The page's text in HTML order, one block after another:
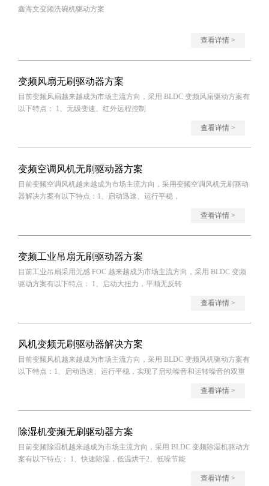
鑫海文变频洗碗机驱动方案
查看详情 >
变频风扇无刷驱动器方案
目前变频风扇越来越成为市场主流方向，采用 BLDC 变频风扇驱动方案有
以下特点： 1、无级变速、红外远程控制
查看详情 >
变频空调风机无刷驱动器方案
目前变频空调风机越来越成为市场主流方向，采用变频空调风机无刷驱动
器解决方案有以下特点：1、启动迅速、运行平稳，
查看详情 >
变频工业吊扇无刷驱动器方案
目前工业吊扇采用无感 FOC 越来越成为市场主流方向，采用 BLDC 变频
驱动方案有以下特点： 1、启动大扭力，平顺无反转
查看详情 >
风机变频无刷驱动器解决方案
目前变频风机越来越成为市场主流方向，采用 BLDC 变频风机驱动方案有
以下特点：1、启动迅速、运行平稳，实现了启动噪音和运转噪音的双重
查看详情 >
除湿机变频无刷驱动器方案
目前变频除湿机越来越成为市场主流方向，采用 BLDC 变频除湿机驱动方
案有以下特点： 1、快速除湿，低温烘干2、低噪节能
查看详情 >